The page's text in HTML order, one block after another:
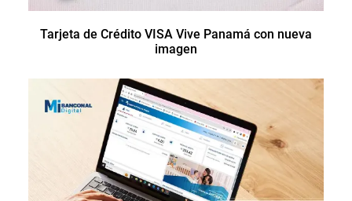
Tarjeta de Crédito VISA Vive Panamá con nueva
imagen